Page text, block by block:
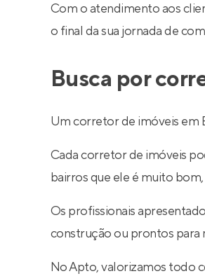
Com o atendimento aos
o final da sua jornada de
Busca por
Um corretor de imóveis em
Cada corretor de imóveis
bairros que ele é muito
Os profissionais
construção ou prontos para
No Apto, valorizamos todo